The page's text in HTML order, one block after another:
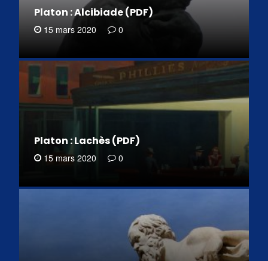
Platon : Alcibiade (PDF)
15 mars 2020 0
Platon : Lachès (PDF)
15 mars 2020 0